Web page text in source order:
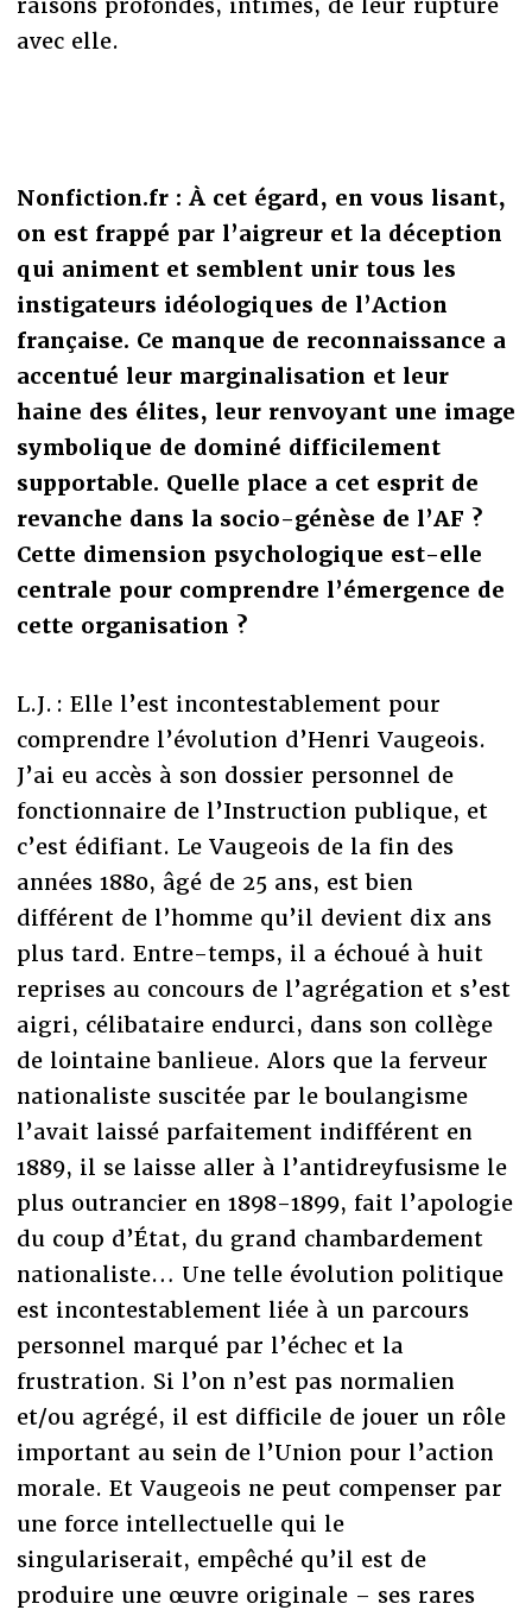
avec elle.
Nonfiction.fr : À cet égard, en vous lisant,
on est frappé par l’aigreur et la déception
qui animent et semblent unir tous les
instigateurs idéologiques de l’Action
française. Ce manque de reconnaissance a
accentué leur marginalisation et leur
haine des élites, leur renvoyant une image
symbolique de dominé difficilement
supportable. Quelle place a cet esprit de
revanche dans la socio-génèse de l’AF ?
Cette dimension psychologique est-elle
centrale pour comprendre l’émergence de
cette organisation ?
L.J. : Elle l’est incontestablement pour
comprendre l’évolution d’Henri Vaugeois.
J’ai eu accès à son dossier personnel de
fonctionnaire de l’Instruction publique, et
c’est édifiant. Le Vaugeois de la fin des
années 1880, âgé de 25 ans, est bien
différent de l’homme qu’il devient dix ans
plus tard. Entre-temps, il a échoué à huit
reprises au concours de l’agrégation et s’est
aigri, célibataire endurci, dans son collège
de lointaine banlieue. Alors que la ferveur
nationaliste suscitée par le boulangisme
l’avait laissé parfaitement indifférent en
1889, il se laisse aller à l’antidreyfusisme le
plus outrancier en 1898-1899, fait l’apologie
du coup d’État, du grand chambardement
nationaliste… Une telle évolution politique
est incontestablement liée à un parcours
personnel marqué par l’échec et la
frustration. Si l’on n’est pas normalien
et/ou agrégé, il est difficile de jouer un rôle
important au sein de l’Union pour l’action
morale. Et Vaugeois ne peut compenser par
une force intellectuelle qui le
singulariserait, empêché qu’il est de
produire une œuvre originale – ses rares